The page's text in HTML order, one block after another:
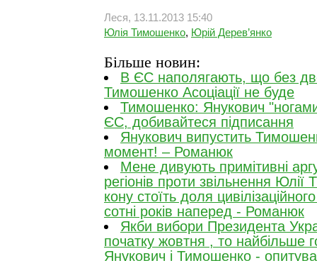
Леся, 13.11.2013 15:40
Юлія Тимошенко, Юрій Дерев’янко
Більше новин:
В ЄС наполягають, що без
Тимошенко Асоціації не буде
Тимошенко: Янукович
ЄС, добивайтеся підписання
Янукович випустить
момент! – Романюк
Мене дивують примітивні
регіонів проти звільнення
кону стоїть доля
сотні років наперед - Романюк
Якби вибори Президента
початку жовтня , то найбільше
Янукович і Тимошенко -